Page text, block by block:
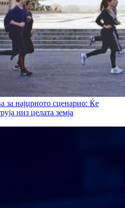
за најцрното сценарио: Ќе
низ целата земја